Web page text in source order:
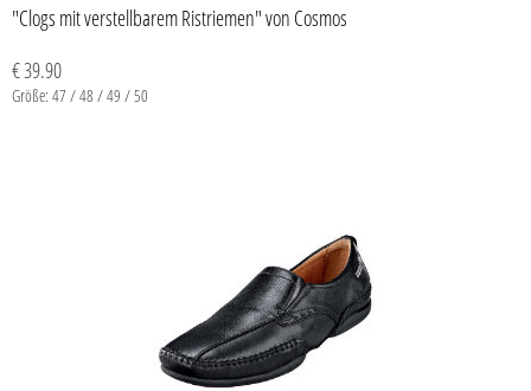
"Clogs mit verstellbarem Ristriemen" von Cosmos
€ 39.90
Größe: 47 / 48 / 49 / 50